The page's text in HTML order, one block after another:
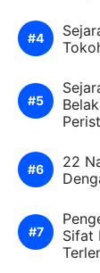
22
Sifat